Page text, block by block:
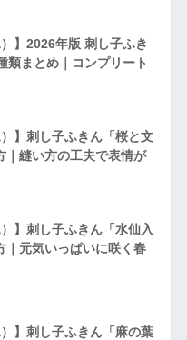
】2026年版 刺し子ふき
類まとめ｜コンプリート
）】刺し子ふきん「桜と文
｜縫い方の工夫で表情が
】刺し子ふきん「水仙入
｜元気いっぱいに咲く春
）】刺し子ふきん「麻の葉